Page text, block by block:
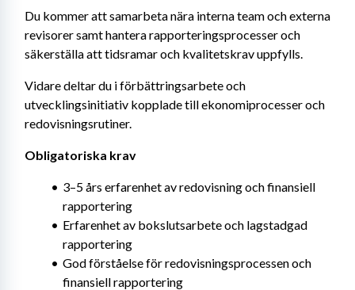
Du kommer att samarbeta nära interna team och externa
revisorer samt hantera rapporteringsprocesser och
säkerställa att tidsramar och kvalitetskrav uppfylls.
Vidare deltar du i förbättringsarbete och
utvecklingsinitiativ kopplade till ekonomiprocesser och
redovisningsrutiner.
Obligatoriska krav
3–5 års erfarenhet av redovisning och finansiell
rapportering
Erfarenhet av bokslutsarbete och lagstadgad
rapportering
God förståelse för redovisningsprocessen och
finansiell rapportering